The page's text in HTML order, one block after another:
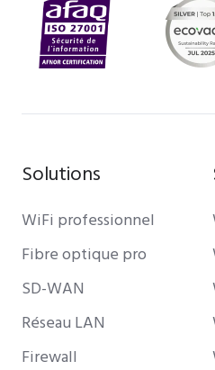
Solutions
WiFi professionnel
Fibre optique pro
SD-WAN
Réseau LAN
Firewall